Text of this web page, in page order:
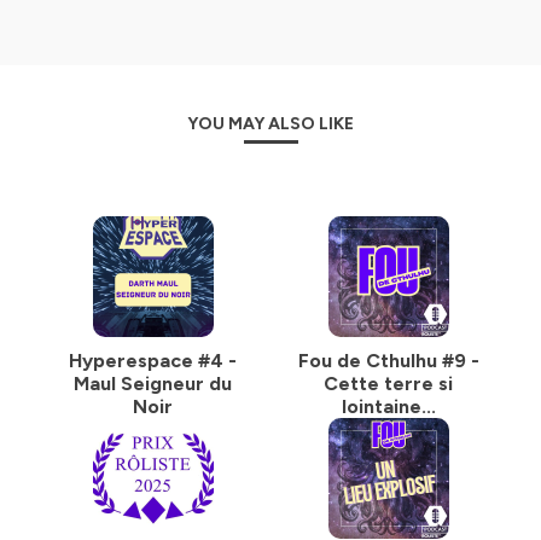
YOU MAY ALSO LIKE
Hyperespace #4 -
Maul Seigneur du
Noir
Fou de Cthulhu #9 -
Cette terre si
lointaine...